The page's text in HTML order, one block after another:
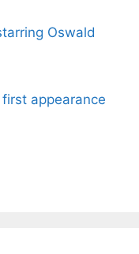
Oswald
appearance